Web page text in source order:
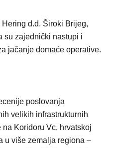
d.d. Široki Brijeg,
su zajednički nastupi i
jačanje domaće operative.
poslovanja
velikih infrastrukturnih
Koridoru Vc, hrvatskoj
u više zemalja regiona –